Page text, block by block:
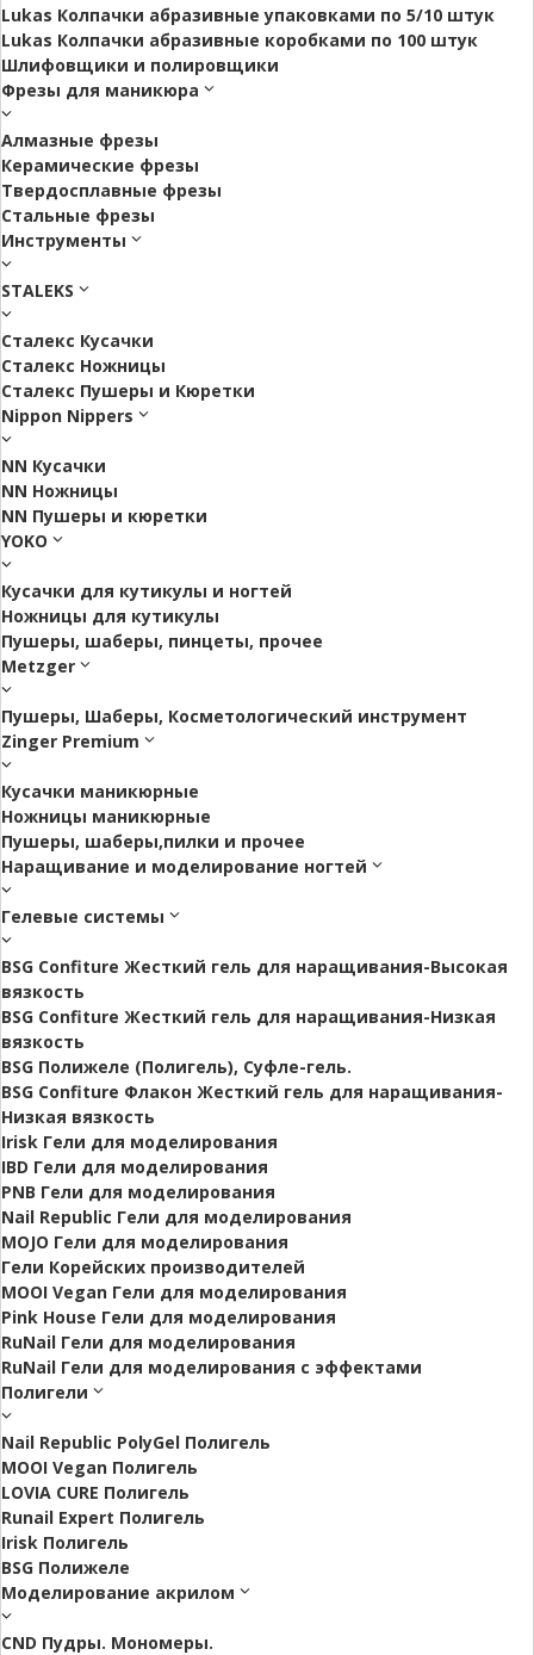
Lukas Колпачки абразивные упаковками по 5/10 штук
Lukas Колпачки абразивные коробками по 100 штук
Шлифовщики и полировщики
Фрезы для маникюра
Алмазные фрезы
Керамические фрезы
Твердосплавные фрезы
Стальные фрезы
Инструменты
STALEKS
Сталекс Кусачки
Сталекс Ножницы
Сталекс Пушеры и Кюретки
Nippon Nippers
NN Кусачки
NN Ножницы
NN Пушеры и кюретки
YOKO
Кусачки для кутикулы и ногтей
Ножницы для кутикулы
Пушеры, шаберы, пинцеты, прочее
Metzger
Пушеры, Шаберы, Косметологический инструмент
Zinger Premium
Кусачки маникюрные
Ножницы маникюрные
Пушеры, шаберы,пилки и прочее
Наращивание и моделирование ногтей
Гелевые системы
BSG Confiture Жесткий гель для наращивания-Высокая
вязкость
BSG Confiture Жесткий гель для наращивания-Низкая
вязкость
BSG Полижеле (Полигель), Суфле-гель.
BSG Confiture Флакон Жесткий гель для наращивания-
Низкая вязкость
Irisk Гели для моделирования
IBD Гели для моделирования
PNB Гели для моделирования
Nail Republic Гели для моделирования
MOJO Гели для моделирования
Гели Корейских производителей
MOOI Vegan Гели для моделирования
Pink House Гели для моделирования
RuNail Гели для моделирования
RuNail Гели для моделирования с эффектами
Полигели
Nail Republic PolyGel Полигель
MOOI Vegan Полигель
LOVIA CURE Полигель
Runail Expert Полигель
Irisk Полигель
BSG Полижеле
Моделирование акрилом
CND Пудры. Мономеры.